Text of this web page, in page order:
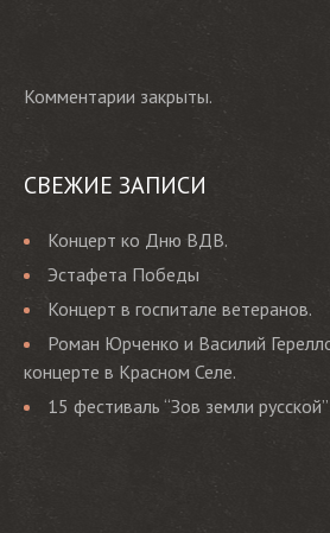
Комментарии закрыты.
СВЕЖИЕ ЗАПИСИ
Концерт ко Дню ВДВ.
Эстафета Победы
Концерт в госпитале ветеранов.
Роман Юрченко и Василий
концерте в Красном Селе.
15 фестиваль “Зов земли русской”